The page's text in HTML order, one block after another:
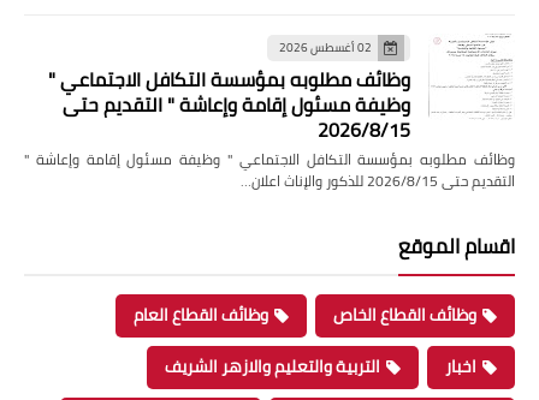
02 أغسطس 2026
وظائف مطلوبه بمؤسسة التكافل الاجتماعي "
وظيفة مسئول إقامة وإعاشة " التقديم حتى
2026/8/15
وظائف مطلوبه بمؤسسة التكافل الاجتماعي " وظيفة مسئول إقامة وإعاشة "
التقديم حتى 2026/8/15 للذكور والإناث اعلان…
اقسام الموقع
وظائف القطاع الخاص
وظائف القطاع العام
اخبار
التربية والتعليم والازهر الشريف